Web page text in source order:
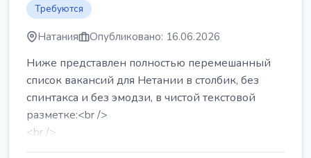
Требуются
Натания Опубликовано: 16.06.2026
Ниже представлен полностью перемешанный
список вакансий для Нетании в столбик, без
спинтакса и без эмодзи, в чистой текстовой
разметке:<br />
<br />
Работа в Нетании на мебельном производстве: